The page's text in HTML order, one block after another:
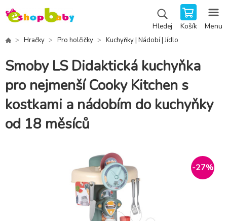
Hledej Košík Menu
Hračky Pro holčičky Kuchyňky | Nádobí | Jídlo
Smoby LS Didaktická kuchyňka
pro nejmenší Cooky Kitchen s
kostkami a nádobím do kuchyňky
od 18 měsíců
-27%